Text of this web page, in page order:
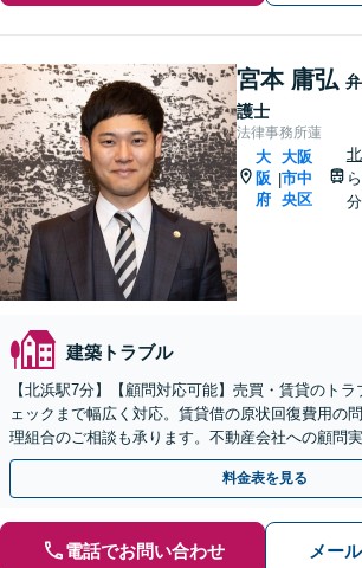
宮本 庸弘 弁
護士
法律事務所蓮
大
阪
府
|
大阪
市中
央区
分
建築トラブル
【北浜駅7分】【顧問対応可能】売買・賃貸のト
ェックまで幅広く対応。賃貸借の原状回復費用の
理組合のご相談も承ります。不動産会社への顧問
かつ戦略的な解決を目指します。【休日や夜間相
料金表を見る
電話でお問い合わせ メー